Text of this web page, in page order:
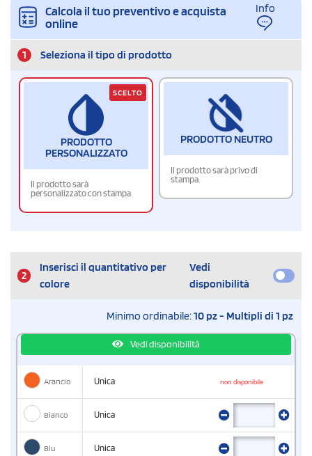
Calcola il tuo preventivo e acquista
online
Info
1 Seleziona il tipo di prodotto
PRODOTTO
PERSONALIZZATO
Il prodotto sarà
personalizzato con stampa
SCELTO
PRODOTTO NEUTRO
Il prodotto sarà privo di
stampa.
2
Inserisci il quantitativo per
colore
Vedi
disponibilità
Minimo ordinabile:10 pz - Multipli di 1 pz
Vedi disponibilità
Arancio Unica non disponibile
Bianco Unica
Blu Unica